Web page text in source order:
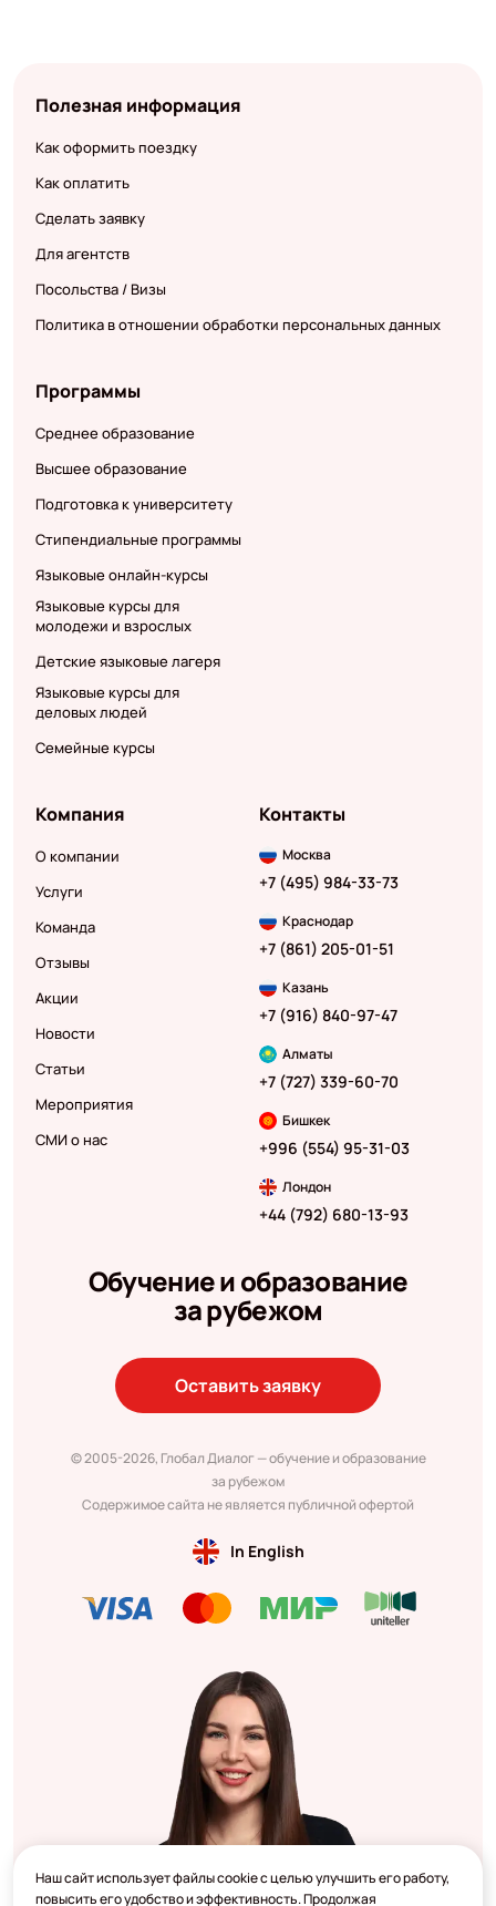
Полезная информация
Как оформить поездку
Как оплатить
Сделать заявку
Для агентств
Посольства / Визы
Политика в отношении обработки персональных данных
Программы
Среднее образование
Высшее образование
Подготовка к университету
Стипендиальные программы
Языковые онлайн-курсы
Языковые курсы для
молодежи и взрослых
Детские языковые лагеря
Языковые курсы для
деловых людей
Семейные курсы
Компания
О компании
Услуги
Команда
Отзывы
Акции
Новости
Статьи
Мероприятия
СМИ о нас
Контакты
Москва
+7 (495) 984-33-73
Краснодар
+7 (861) 205-01-51
Казань
+7 (916) 840-97-47
Алматы
+7 (727) 339-60-70
Бишкек
+996 (554) 95-31-03
Лондон
+44 (792) 680-13-93
Обучение и образование
за рубежом
Оставить заявку
© 2005-2026, Глобал Диалог — обучение и образование
за рубежом
Содержимое сайта не является публичной офертой
In English
Наш сайт использует файлы cookie с целью улучшить его работу,
повысить его удобство и эффективность. Продолжая